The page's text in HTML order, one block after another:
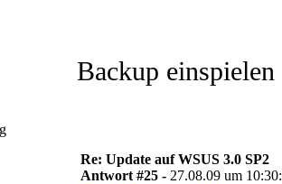
Backup
Re: Update auf WSUS 3.0 SP2
Antwort #25 - 27.08.09 um